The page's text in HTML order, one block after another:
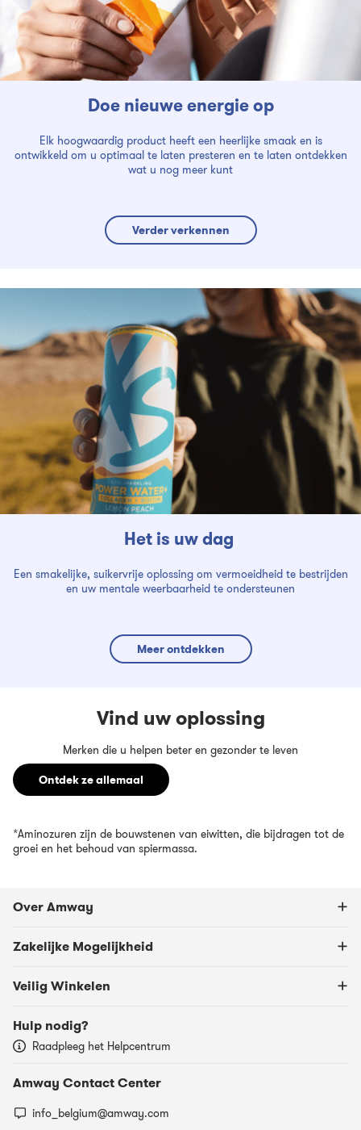
Doe nieuwe energie op
Elk hoogwaardig product heeft een heerlijke smaak en is
ontwikkeld om u optimaal te laten presteren en te laten ontdekken
wat u nog meer kunt
Verder verkennen
Het is uw dag
Een smakelijke, suikervrije oplossing om vermoeidheid te bestrijden
en uw mentale weerbaarheid te ondersteunen
Meer ontdekken
Vind uw oplossing
Merken die u helpen beter en gezonder te leven
Ontdek ze allemaal
*Aminozuren zijn de bouwstenen van eiwitten, die bijdragen tot de
groei en het behoud van spiermassa.
Over Amway
Zakelijke Mogelijkheid
Veilig Winkelen
Hulp nodig?
Raadpleeg het Helpcentrum
Amway Contact Center
info_belgium@amway.com